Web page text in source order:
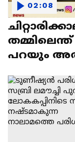
പറയും
02:08